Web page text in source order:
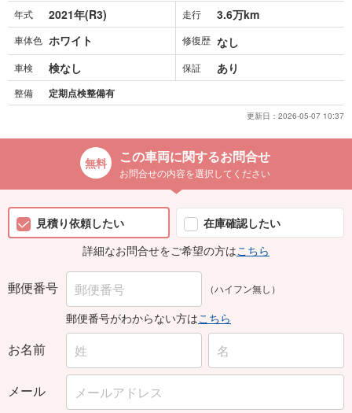
年式 2021年(R3) 走行 3.6万km
車体色 ホワイト 修復歴 なし
車検 検なし 保証 あり
整備 定期点検整備有
更新日： 2026-05-07 10:37
この車両に関するお問合せ
お問合せの内容を選択してください
見積り依頼したい
在庫確認したい
詳細なお問合せをご希望の方はこちら
郵便番号 （ハイフン無し）
郵便番号がわからない方はこちら
お名前
メール